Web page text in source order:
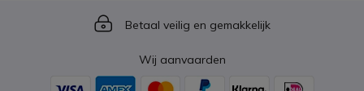
Icon
Betaal veilig en gemakkelijk
Wij aanvaarden